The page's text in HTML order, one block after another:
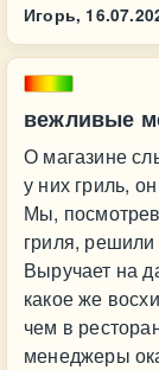
Игорь,
вежливые
О магазине
у них гриль,
Мы,
гриля,
Выручает на
какое же
чем в
менеджеры